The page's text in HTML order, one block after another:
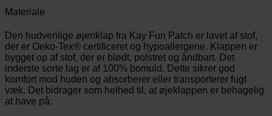
Materiale
Den hudvenlige øjenklap fra Kay Fun Patch er lavet af stof,
der er Oeko-Tex® certificeret og hypoallergene. Klappen er
bygget op af stof, der er blødt, polstret og åndbart. Det
inderste sorte lag er af 100% bomuld. Dette sikrer god
komfort mod huden og absorberer eller transporterer fugt
væk. Det bidrager som helhed til, at øjeklappen er behagelig
at have på.